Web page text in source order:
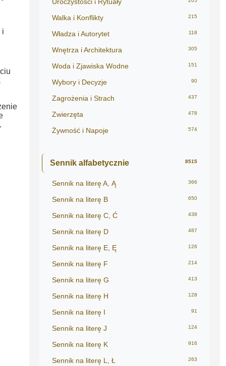
i
Walka i Konflikty 215
Władza i Autorytet 118
Wnętrza i Architektura 305
Woda i Zjawiska Wodne 151
Wybory i Decyzje 90
Zagrożenia i Strach 437
Zwierzęta 478
Żywność i Napoje 574
Sennik alfabetycznie 8515
Sennik na literę A, Ą 366
Sennik na literę B 650
Sennik na literę C, Ć 438
Sennik na literę D 487
Sennik na literę E, Ę 126
Sennik na literę F 214
Sennik na literę G 413
Sennik na literę H 128
Sennik na literę I 91
Sennik na literę J 124
Sennik na literę K 916
Sennik na literę L, Ł 263